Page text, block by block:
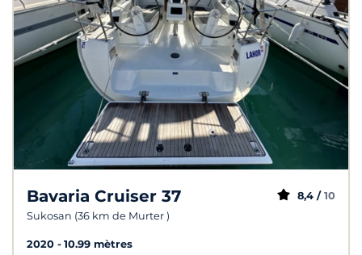
Bavaria Cruiser 37
Sukosan (36 km de Murter )
8,4 / 10
2020 10.99 mètres